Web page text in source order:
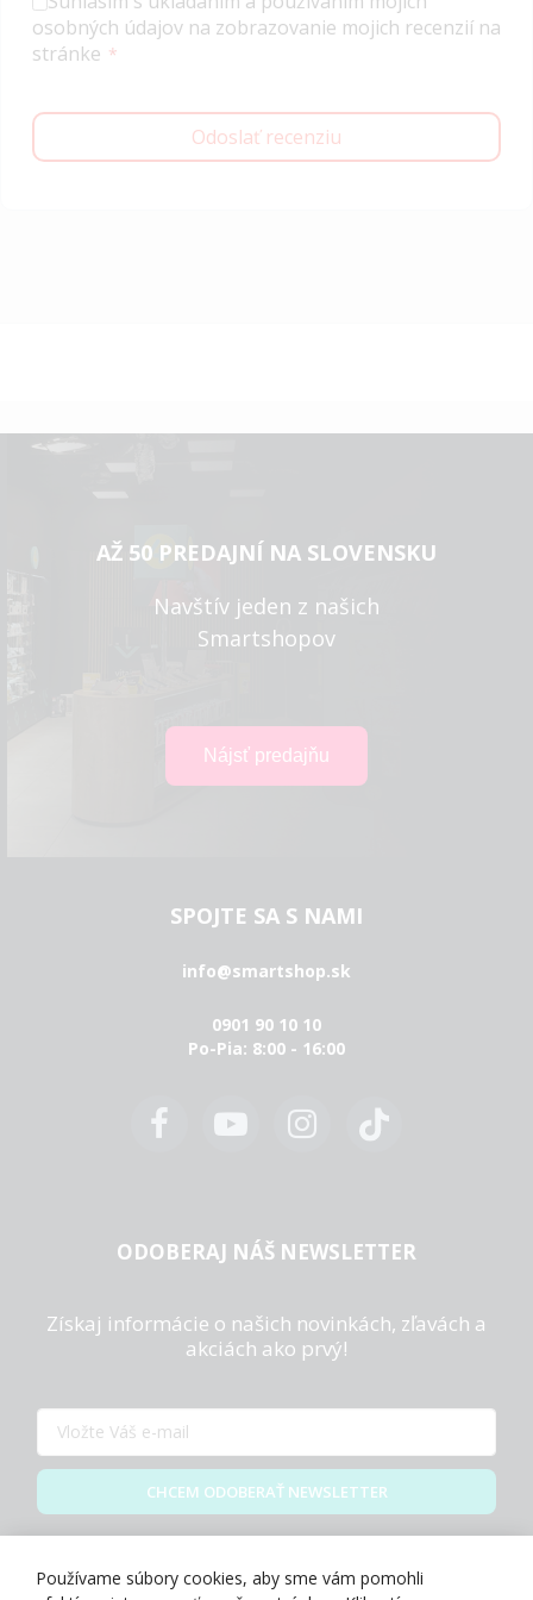
osobných údajov na zobrazovanie mojich recenzií na
stránke
Odoslať recenziu
AŽ 50 PREDAJNÍ NA SLOVENSKU
Navštív jeden z našich
Smartshopov
SPOJTE SA S NAMI
info@smartshop.sk
0901 90 10 10
Po-Pia: 8:00 - 16:00
ODOBERAJ NÁŠ NEWSLETTER
Získaj informácie o našich novinkách, zľavách a
akciách ako prvý!
CHCEM ODOBERAŤ NEWSLETTER
Používame súbory cookies, aby sme vám pomohli